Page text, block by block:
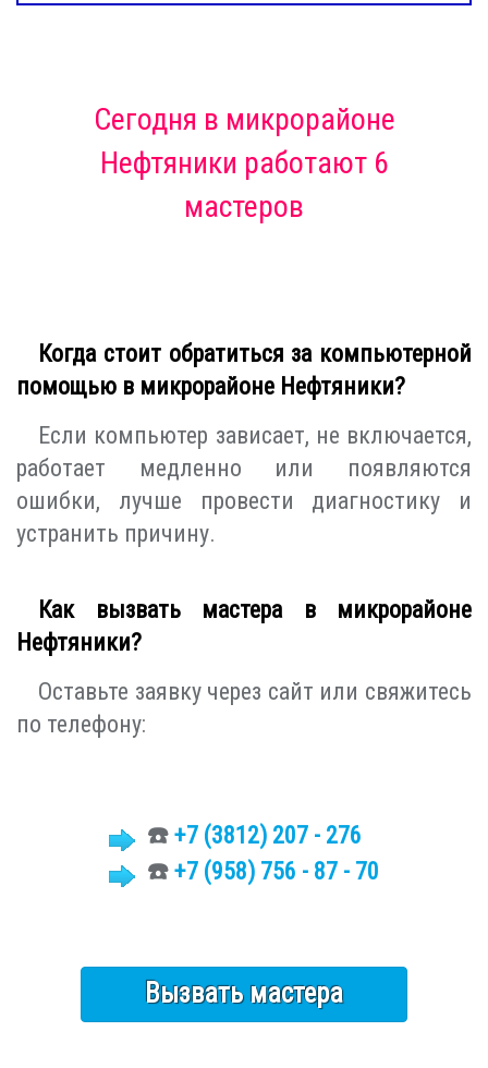
Сегодня в микрорайоне
Нефтяники работают 6
мастеров
Когда стоит обратиться за компьютерной
помощью в микрорайоне Нефтяники?
Если компьютер зависает, не включается,
работает медленно или появляются
ошибки, лучше провести диагностику и
устранить причину.
Как вызвать мастера в микрорайоне
Нефтяники?
Оставьте заявку через сайт или свяжитесь
по телефону:
☎️ +7 (3812) 207 - 276
☎️ +7 (958) 756 - 87 - 70
Вызвать мастера